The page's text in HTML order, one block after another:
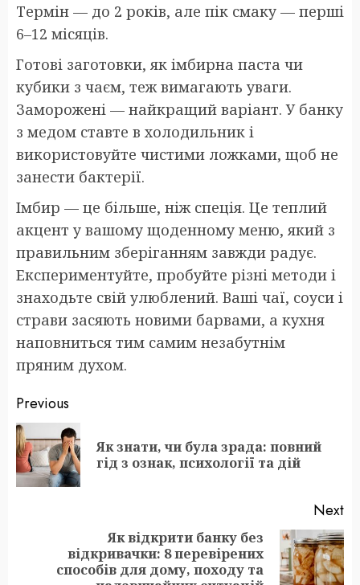
Термін — до 2 років, але пік смаку — перші
6–12 місяців.
Готові заготовки, як імбирна паста чи
кубики з чаєм, теж вимагають уваги.
Заморожені — найкращий варіант. У банку
з медом ставте в холодильник і
використовуйте чистими ложками, щоб не
занести бактерії.
Імбир — це більше, ніж спеція. Це теплий
акцент у вашому щоденному меню, який з
правильним зберіганням завжди радує.
Експериментуйте, пробуйте різні методи і
знаходьте свій улюблений. Ваші чаї, соуси і
страви засяють новими барвами, а кухня
наповниться тим самим незабутнім
пряним духом.
Post
navigation
Previous
Як знати, чи була зрада: повний
гід з ознак, психології та дій
Next
Як відкрити банку без
відкривачки: 8 перевірених
способів для дому, походу та